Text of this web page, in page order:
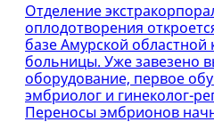
Отделение
оплодотворения
базе Амурской областной
больницы. Уже завезено
оборудование, первое
эмбриолог и гинеколог-
Переносы эмбрионов